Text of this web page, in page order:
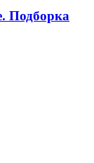
Подборка